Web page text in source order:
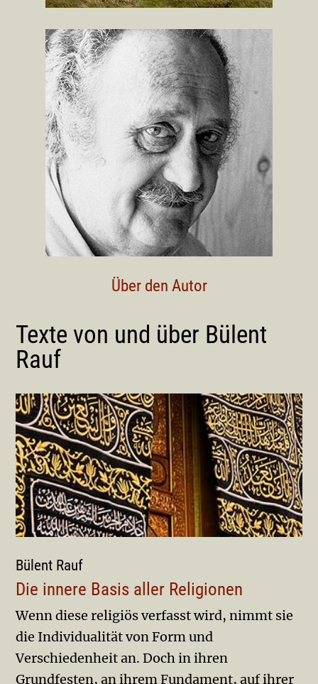
Über den Autor
Texte von und über Bülent
Rauf
Bülent Rauf
Die innere Basis aller Religionen
Wenn diese religiös verfasst wird, nimmt sie
die Indi­vidualität von Form und
Verschiedenheit an. Doch in ihren
Grundfesten, an ihrem Fundament, auf ihrer